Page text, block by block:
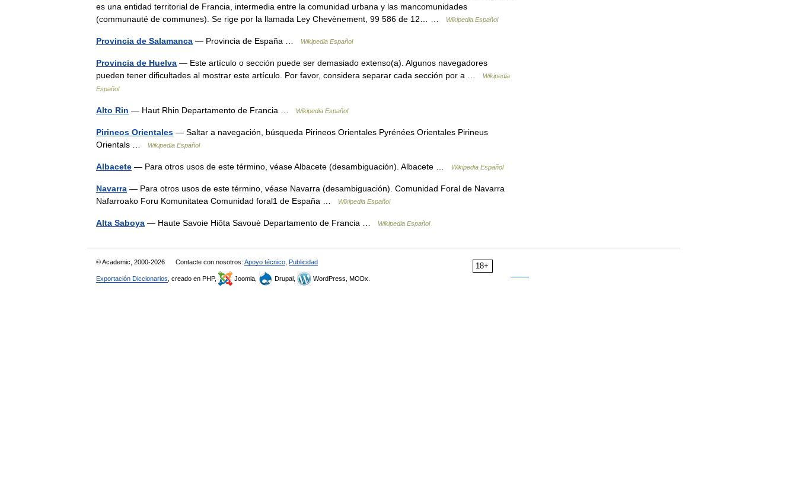
es una entidad territorial de Francia, intermedia entre la comunidad urbana y las mancomunidades
(communauté de communes). Se rige por la llamada Ley Chevènement, 99 586 de 12… …
Wikipedia Español
Provincia de Salamanca — Provincia de España … Wikipedia Español
Provincia de Huelva — Este artículo o sección puede ser demasiado extenso(a). Algunos navegadores
pueden tener dificultades al mostrar este artículo. Por favor, considera separar cada sección por a …
Wikipedia
Español
Alto Rin — Haut Rhin Departamento de Francia … Wikipedia Español
Pirineos Orientales — Saltar a navegación, búsqueda Pirineos Orientales Pyrénées Orientales Pirineus
Orientals …
Wikipedia Español
Albacete — Para otros usos de este término, véase Albacete (desambiguación). Albacete … Wikipedia Español
Navarra — Para otros usos de este término, véase Navarra (desambiguación). Comunidad Foral de Navarra
Nafarroako Foru Komunitatea Comunidad foral1 de España …
Wikipedia Español
Alta Saboya — Haute Savoie Hiôta Savouè Departamento de Francia … Wikipedia Español
18+
© Academic, 2000-2026 Contacte con nosotros: Apoyo técnico, Publicidad
Exportación Diccionarios, creado en PHP, Joomla, Drupal, WordPress, MODx.